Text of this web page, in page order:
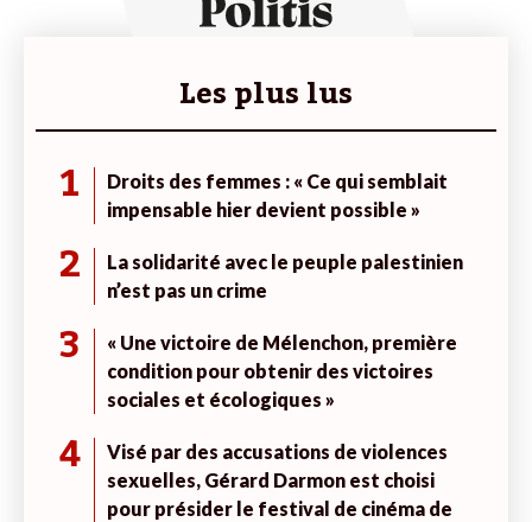
Les plus lus
1
Droits des femmes : « Ce qui semblait
impensable hier devient possible »
2
La solidarité avec le peuple palestinien
n’est pas un crime
3
« Une victoire de Mélenchon, première
condition pour obtenir des victoires
sociales et écologiques »
4
Visé par des accusations de violences
sexuelles, Gérard Darmon est choisi
pour présider le festival de cinéma de